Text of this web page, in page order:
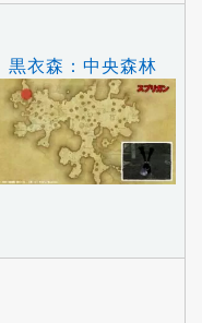
黒衣森：中央森林